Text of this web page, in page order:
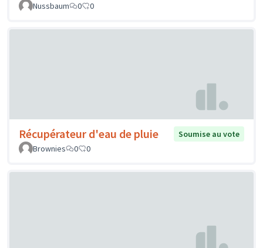
Nussbaum 0 0
Récupérateur d'eau de pluie
Soumise au vote
Brownies
0 0